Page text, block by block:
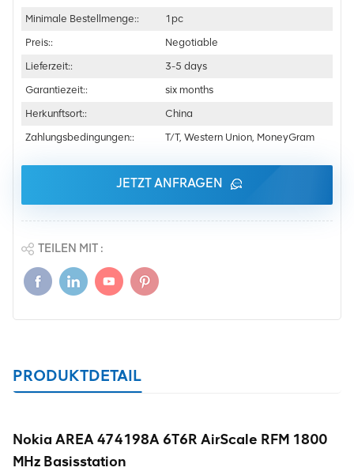
Minimale Bestellmenge::
1pc
Preis::
Negotiable
Lieferzeit::
3-5 days
Garantiezeit::
six months
Herkunftsort::
China
Zahlungsbedingungen::
T/T, Western Union, MoneyGram
JETZT ANFRAGEN
TEILEN MIT :
PRODUKTDETAIL
Nokia AREA 474198A 6T6R AirScale RFM 1800
MHz Basisstation